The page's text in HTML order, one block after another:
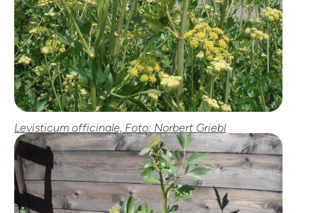
Levisticum officinale, Foto: Norbert Griebl